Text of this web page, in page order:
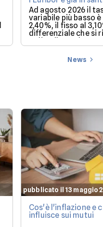
Ad agosto 2026 il
variabile più basso è
2,40%, il fisso al
differenziale che si
se l'Euribor sale
previsto entro
News
pubblicato il 13 maggio
Cos'è l'inflazione e
influisce sui mutui